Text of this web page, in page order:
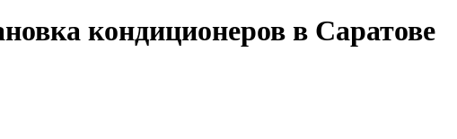
кондиционеров в Саратове